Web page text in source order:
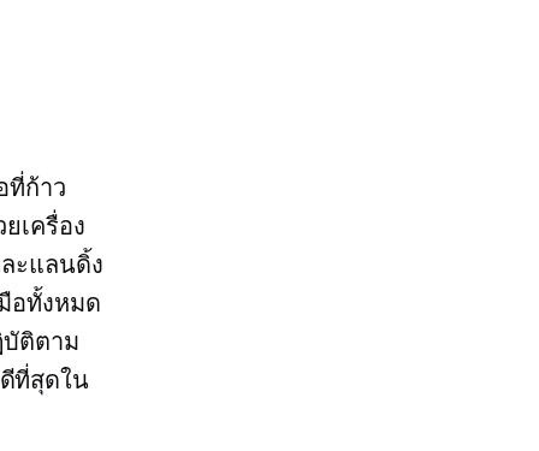
ที่ก้าว
เครื่อง
ะแลนดิ้ง
อทั้งหมด
บัติตาม
ที่สุดใน